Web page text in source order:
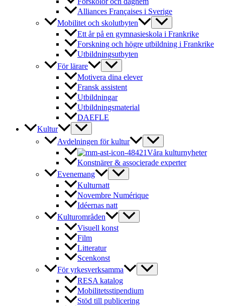
Alliances Françaises i Sverige
Mobilitet och skolutbyten
Ett år på en gymnasieskola i Frankrike
Forskning och högre utbildning i Frankrike
Utbildningsutbyten
För lärare
Motivera dina elever
Fransk assistent
Utbildningar
Utbildningsmaterial
DAEFLE
Kultur
Avdelningen för kultur
Våra kulturnyheter
Konstnärer & associerade experter
Evenemang
Kulturnatt
Novembre Numérique
Idéernas natt
Kulturområden
Visuell konst
Film
Litteratur
Scenkonst
För yrkesverksamma
RESA katalog
Mobilitetsstipendium
Stöd till publicering